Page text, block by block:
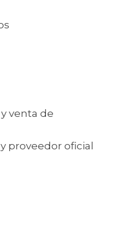
venta de
proveedor oficial